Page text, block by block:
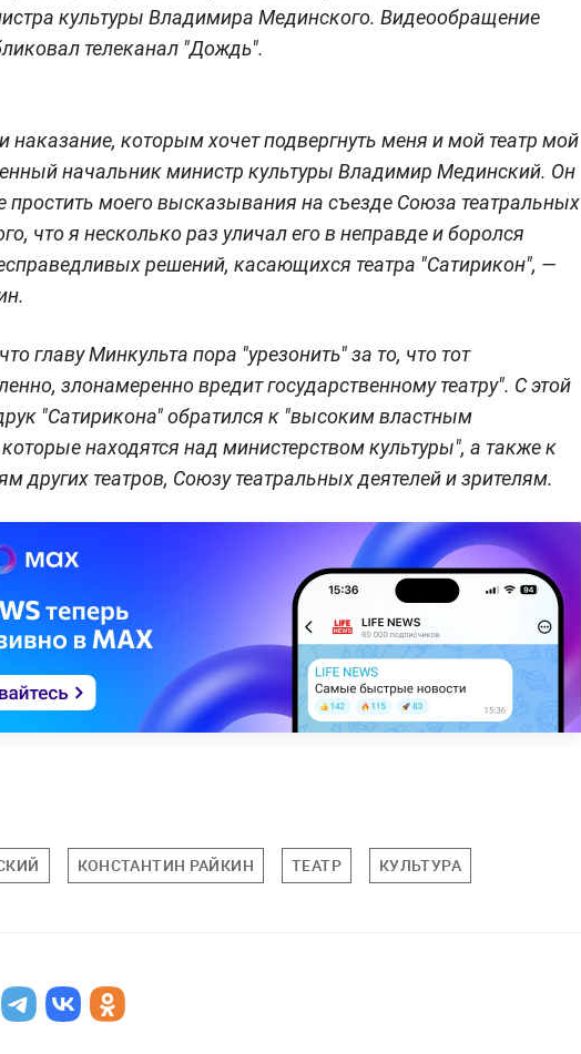
культуры Владимира Мединского. Видеообращение
телеканал "Дождь".
наказание, которым хочет подвергнуть меня и мой театр мой
начальник министр культуры Владимир Мединский. Он
простить моего высказывания на съезде Cоюза театральных
что я несколько раз уличал его в неправде и боролся
решений, касающихся театра "Сатирикон", —
главу Минкульта пора "урезонить" за то, что тот
злонамеренно вредит государственному театру". С этой
"Сатирикона" обратился к "высоким властным
находятся над министерством культуры", а также к
других театров, Союзу театральных деятелей и зрителям.
КОНСТАНТИН РАЙКИН ТЕАТР КУЛЬТУРА